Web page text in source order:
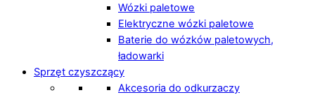
Wózki paletowe
Elektryczne wózki paletowe
Baterie do wózków paletowych,
ładowarki
Sprzęt czyszczący
Akcesoria do odkurzaczy